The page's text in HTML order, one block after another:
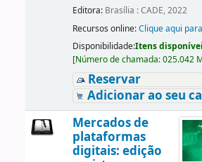
Editora: Brasília : CADE, 2022
Recursos online:Clique aqui
Disponibilidade:Itens
[Número de chamada:025.042
Reservar
Adicionar ao seu
Mercados de
plataformas
digitais: edição